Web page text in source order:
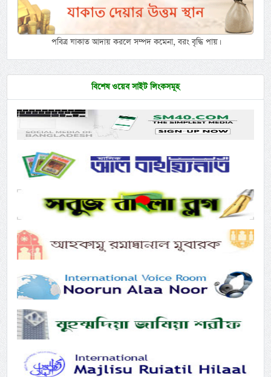
পবিত্র যাকাত আদায় করলে সম্পদ কমেনা, বরং বৃদ্ধি পায়।
বিশেষ ওয়েব সাইট লিংকসমূহ